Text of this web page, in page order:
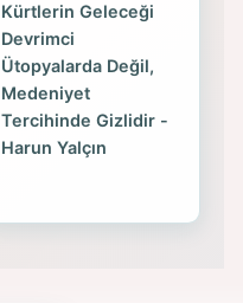
Kürtlerin Geleceği
Devrimci
Ütopyalarda Değil,
Medeniyet
Tercihinde Gizlidir -
Harun Yalçın